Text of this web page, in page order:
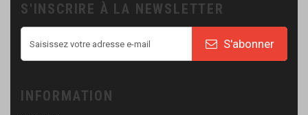
S'INSCRIRE À LA NEWSLETTER
S'abonner
INFORMATION